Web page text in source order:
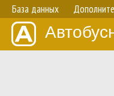
База данных